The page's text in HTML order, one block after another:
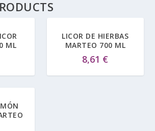
ML
LICOR DE HIERBAS
MARTEO 700 ML
8,61 €